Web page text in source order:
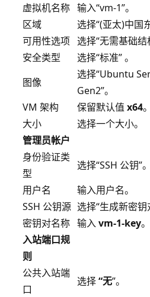
虚拟机名称 输入“vm-1”。
区域
选择“(亚太)中国
可用性选项 选择“无需基础结
安全类型
选择“标准” 。
图像
选择“Ubuntu
Gen2”。
VM 架构
保留默认值 x64。
大小
选择一个大小。
管理员帐户
身份验证类
型
选择“SSH 公钥”。
用户名
输入用户名。
SSH 公钥源 选择“生成新密钥
密钥对名称 输入vm-1-key。
入站端口规
则
公共入站端
口
选择“无”。